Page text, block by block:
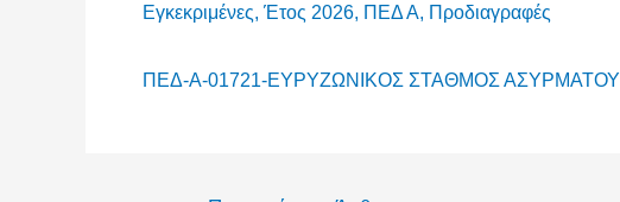
Εγκεκριμένες, Έτος 2026, ΠΕΔ Α, Προδιαγραφές
ΠΕΔ-Α-01721-ΕΥΡΥΖΩΝΙΚΟΣ ΣΤΑΘΜΟΣ ΑΣΥΡΜΑΤΟΥ